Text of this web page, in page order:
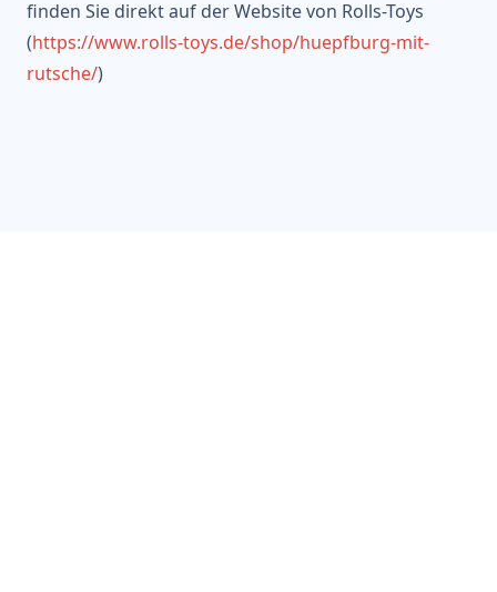
finden Sie direkt auf der Website von Rolls-Toys
(https://www.rolls-toys.de/shop/huepfburg-mit-
rutsche/)